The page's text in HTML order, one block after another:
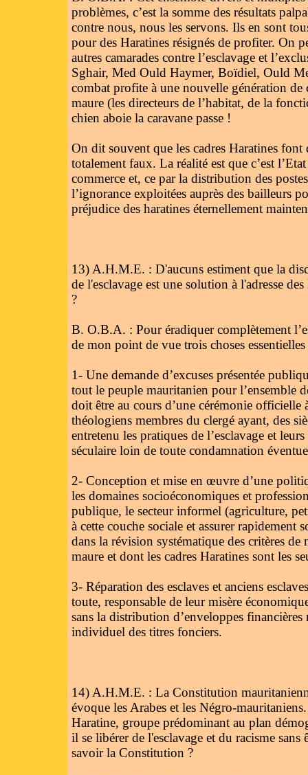
problèmes, c’est la somme des résultats
contre nous, nous les servons. Ils en sont
pour des Haratines résignés de profiter. On
autres camarades contre l’esclavage et
Sghair, Med Ould Haymer, Boïdiel, Ould
combat profite à une nouvelle génération de
maure (les directeurs de l’habitat, de la
chien aboie la caravane passe !
On dit souvent que les cadres Haratines
totalement faux. La réalité est que c’est
commerce et, ce par la distribution des
l’ignorance exploitées auprès des bailleurs
préjudice des haratines éternellement
13) A.H.M.E. : D'aucuns estiment que la
de l'esclavage est une solution à l'adresse
?
B. O.B.A. : Pour éradiquer complètement
de mon point de vue trois choses essentielles
1- Une demande d’excuses présentée
tout le peuple mauritanien pour l’ensemble
doit être au cours d’une cérémonie officielle
théologiens membres du clergé ayant, des
entretenu les pratiques de l’esclavage et
séculaire loin de toute condamnation
2- Conception et mise en œuvre d’une
les domaines socioéconomiques et
publique, le secteur informel (agriculture,
à cette couche sociale et assurer
dans la révision systématique des critères
maure et dont les cadres Haratines sont les
3- Réparation des esclaves et anciens
toute, responsable de leur misère
sans la distribution d’enveloppes
individuel des titres fonciers.
14) A.H.M.E. : La Constitution
évoque les Arabes et les Négro-
Haratine, groupe prédominant au plan
il se libérer de l'esclavage et du racisme
savoir la Constitution ?